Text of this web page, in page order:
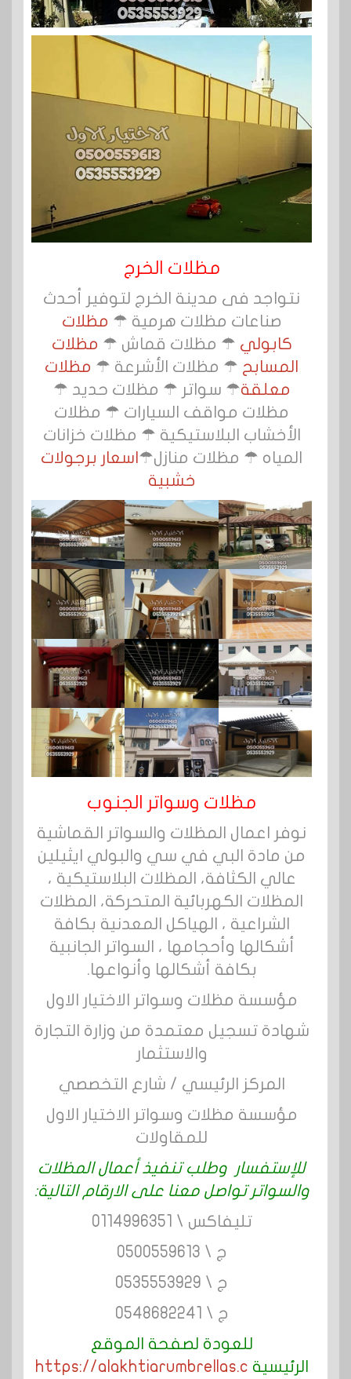
مظلات الخرج
نتواجد فى مدينة الخرج لتوفير أحدث
صناعات مظلات هرمية ☂ مظلات
كابولي ☂ مظلات قماش ☂ مظلات
المسابح ☂ مظلات الأشرعة ☂ مظلات
معلقة☂ سواتر ☂ مظلات حديد ☂
مظلات مواقف السيارات ☂ مظلات
الأخشاب البلاستيكية ☂ مظلات خزانات
المياه ☂ مظلات منازل☂ اسعار برجولات
خشبية
مظلات وسواتر الجنوب
نوفر اعمال المظلات والسواتر القماشية
من مادة البي في سي والبولي ايثيلين
عالي الكثافة، المظلات البلاستيكية ،
المظلات الكهربائية المتحركة، المظلات
الشراعية ، الهياكل المعدنية بكافة
أشكالها وأحجامها ، السواتر الجانبية
بكافة أشكالها وأنواعها.
مؤسسة مظلات وسواتر الاختيار الاول
شهادة تسجيل معتمدة من وزارة التجارة
والاستثمار
المركز الرئيسي / شارع التخصصي
مؤسسة مظلات وسواتر الاختيار الاول
للمقاولات
للإستفسار وطلب تنفيذ أعمال المظلات
والسواتر تواصل معنا على الارقام التالية:
تليفاكس \ 0114996351
ج \ 0500559613
ج \ 0535553929
ج \ 0548682241
للعودة لصفحة الموقع
الرئيسية https://alakhtiarumbrellas.c